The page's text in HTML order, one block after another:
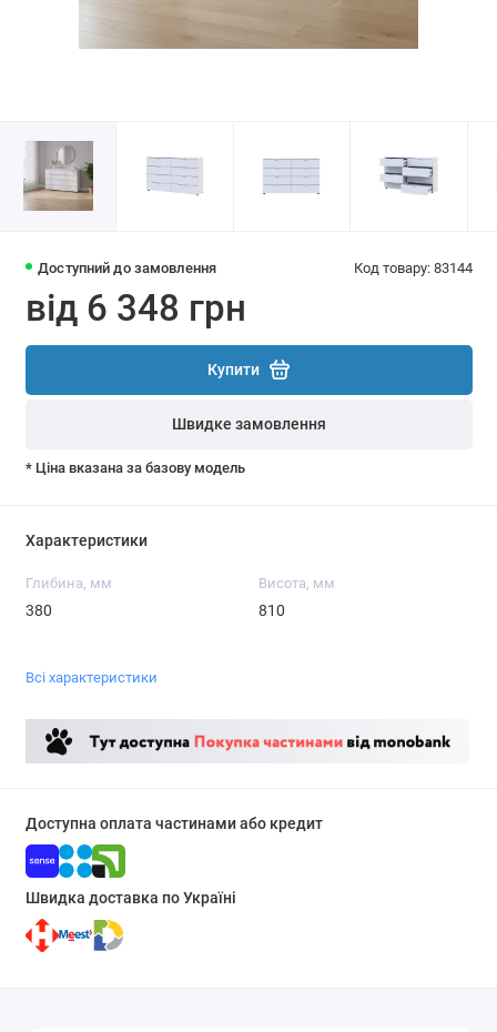
Доступний до замовлення Код товару: 83144
від 6 348 грн
Купити
Швидке замовлення
* Ціна вказана за базову модель
Характеристики
Глибина, мм
380
Висота, мм
810
Всі характеристики
Доступна оплата частинами або кредит
Швидка доставка по Україні